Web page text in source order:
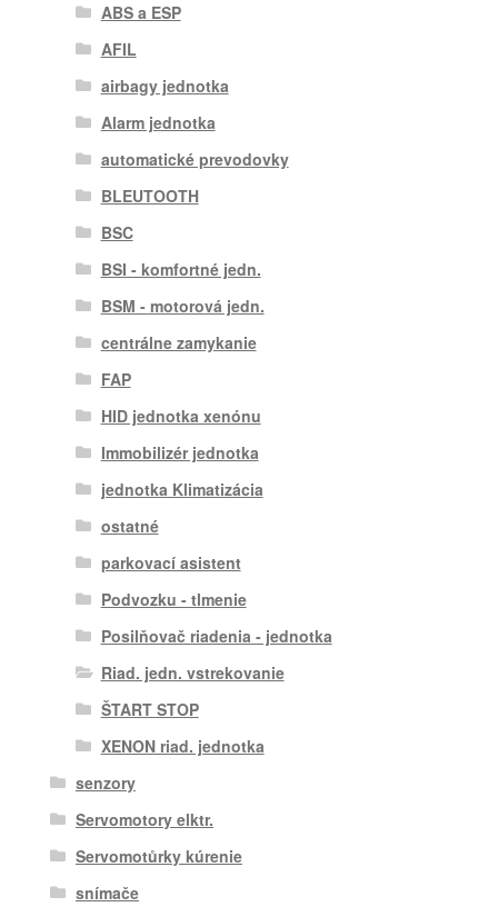
ABS a ESP
AFIL
airbagy jednotka
Alarm jednotka
automatické prevodovky
BLEUTOOTH
BSC
BSI - komfortné jedn.
BSM - motorová jedn.
centrálne zamykanie
FAP
HID jednotka xenónu
Immobilizér jednotka
jednotka Klimatizácia
ostatné
parkovací asistent
Podvozku - tlmenie
Posilňovač riadenia - jednotka
Riad. jedn. vstrekovanie
ŠTART STOP
XENON riad. jednotka
senzory
Servomotory elktr.
Servomotůrky kúrenie
snímače